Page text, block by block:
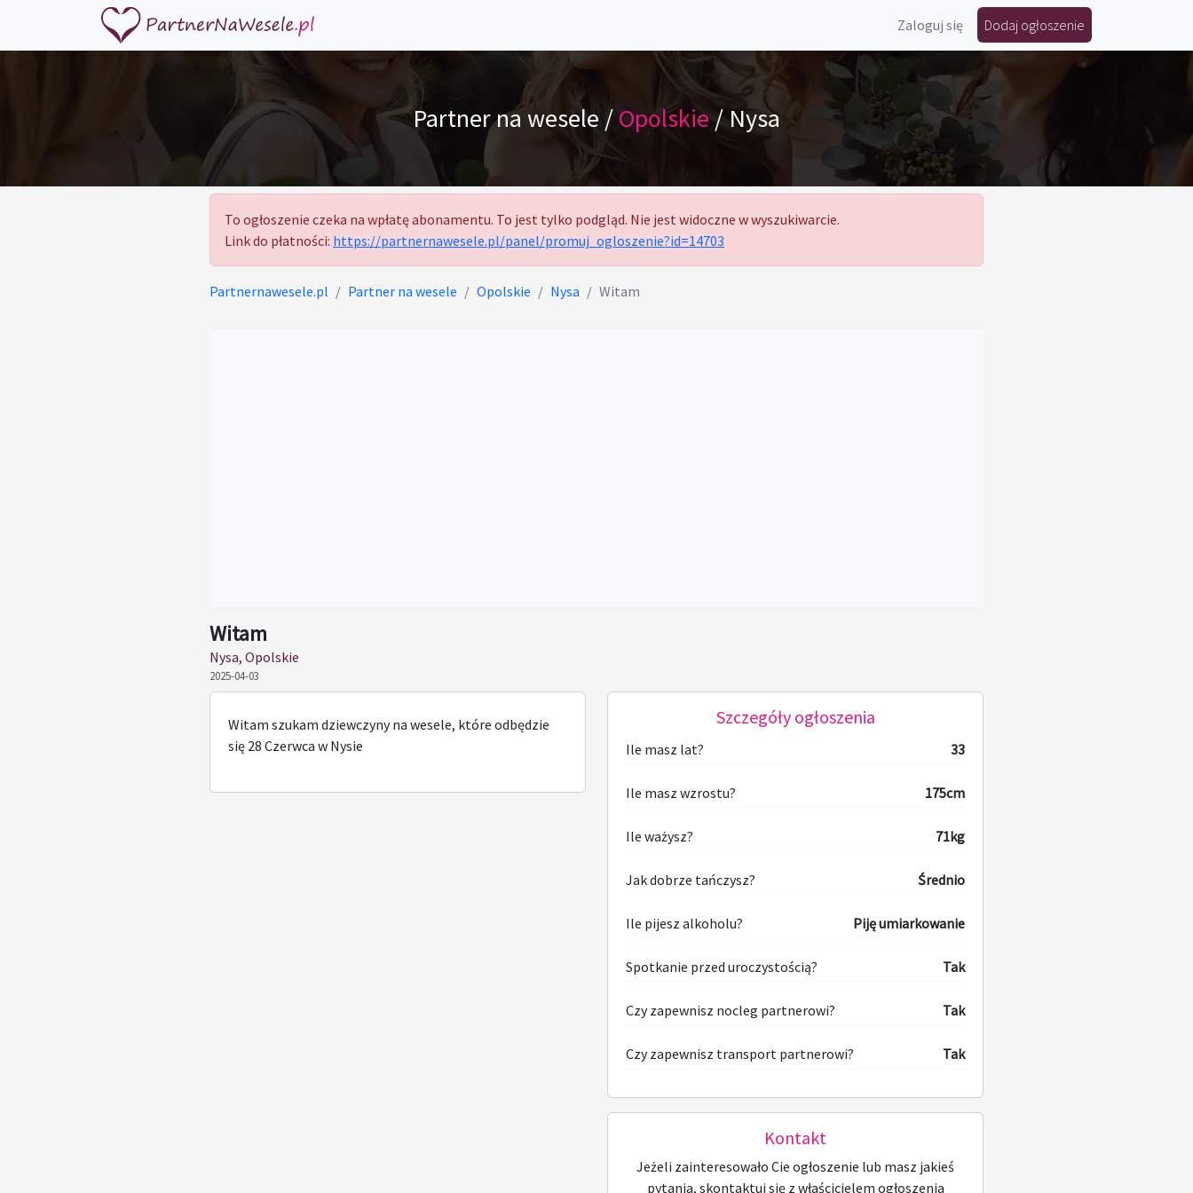
Zaloguj się Dodaj ogłoszenie
Partner na wesele /Opolskie / Nysa
To ogłoszenie czeka na wpłatę abonamentu. To jest tylko podgląd. Nie jest widoczne w wyszukiwarcie.
Link do płatności: https://partnernawesele.pl/panel/promuj_ogloszenie?id=14703
Partnernawesele.pl Partner na wesele Opolskie Nysa Witam
Witam
Nysa, Opolskie
2025-04-03
Witam szukam dziewczyny na wesele, które odbędzie
się 28 Czerwca w Nysie
Szczegóły ogłoszenia
Ile masz lat? 33
Ile masz wzrostu? 175cm
Ile ważysz? 71kg
Jak dobrze tańczysz? Średnio
Ile pijesz alkoholu? Piję umiarkowanie
Spotkanie przed uroczystością? Tak
Czy zapewnisz nocleg partnerowi? Tak
Czy zapewnisz transport partnerowi? Tak
Kontakt
Jeżeli zainteresowało Cie ogłoszenie lub masz jakieś
pytania, skontaktuj się z właścicielem ogłoszenia